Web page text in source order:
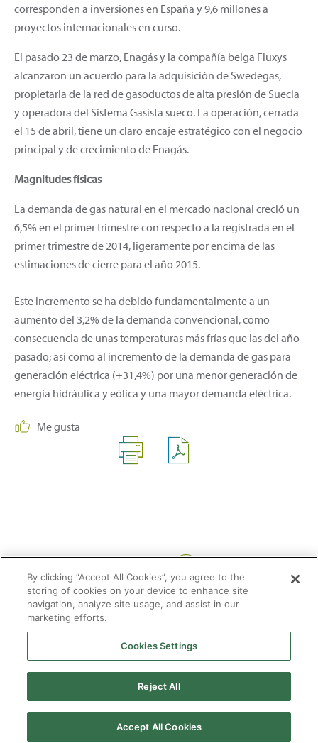
corresponden a inversiones en España y 9,6 millones a
proyectos internacionales en curso.
El pasado 23 de marzo, Enagás y la compañía belga Fluxys
alcanzaron un acuerdo para la adquisición de Swedegas,
propietaria de la red de gasoductos de alta presión de Suecia
y operadora del Sistema Gasista sueco. La operación, cerrada
el 15 de abril, tiene un claro encaje estratégico con el negocio
principal y de crecimiento de Enagás.
Magnitudes físicas
La demanda de gas natural en el mercado nacional creció un
6,5% en el primer trimestre con respecto a la registrada en el
primer trimestre de 2014, ligeramente por encima de las
estimaciones de cierre para el año 2015.
Este incremento se ha debido fundamentalmente a un
aumento del 3,2% de la demanda convencional, como
consecuencia de unas temperaturas más frías que las del año
pasado; así como al incremento de la demanda de gas para
generación eléctrica (+31,4%) por una menor generación de
energía hidráulica y eólica y una mayor demanda eléctrica.
Me gusta
By clicking “Accept All Cookies”, you agree to the
storing of cookies on your device to enhance site
navigation, analyze site usage, and assist in our
marketing efforts.
Cookies Settings
Reject All
Accept All Cookies